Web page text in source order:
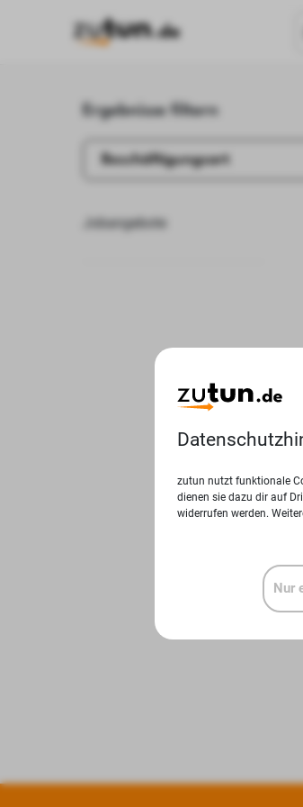
Ergebnisse filtern
Beschäftigungsart
Jobangebote
zutun nutzt funktionale
dienen sie dazu dir auf
widerrufen werden.
Nur